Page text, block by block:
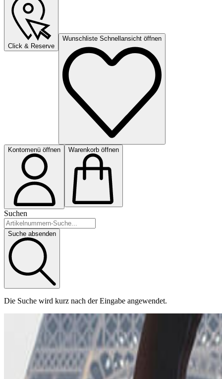
Click & Reserve
Wunschliste Schnellansicht öffnen
Kontomenü öffnen Warenkorb öffnen
Suchen
Suche absenden
Die Suche wird kurz nach der Eingabe angewendet.